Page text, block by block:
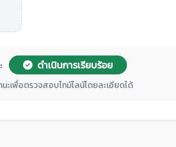
ดำเนินการเรียบร้อย
ะเพื่อตรวจสอบไทม์ไลน์โดยละเอียดได้